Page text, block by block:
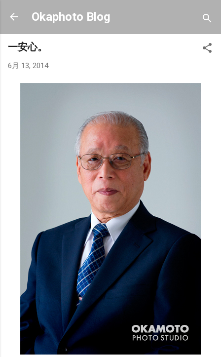
スキップしてメイン コンテンツに移動
Okaphoto Blog
一安心。
6月 13, 2014